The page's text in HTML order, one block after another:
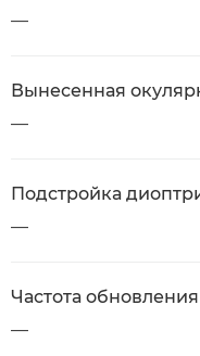
—
Вынесенная
—
Подстройка
—
Частота обновления
—